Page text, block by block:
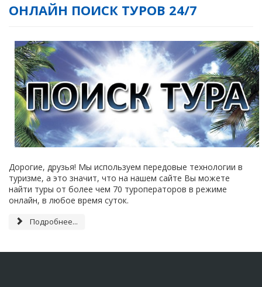
ОНЛАЙН ПОИСК ТУРОВ 24/7
Дорогие, друзья! Мы используем передовые технологии в
туризме, а это значит, что на нашем сайте Вы можете
найти туры от более чем 70 туроператоров в режиме
онлайн, в любое время суток.
Подробнее...